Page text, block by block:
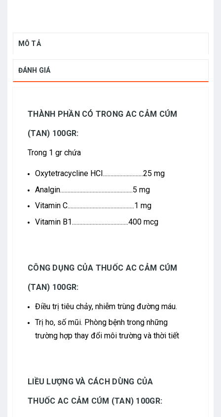
MÔ TẢ
ĐÁNH GIÁ
THÀNH PHẦN CÓ TRONG AC CẢM CÚM
(TAN) 100GR:
Trong 1 gr chứa
Oxytetracycline HCI...........................25 mg
Analgin.................................................5 mg
Vitamin C.............................................1 mg
Vitamin B1......................................400 mcg
CÔNG DỤNG CỦA THUỐC AC CẢM CÚM
(TAN) 100GR:
Điều trị tiêu chảy, nhiễm trùng đường máu.
Trị ho, số mũi. Phòng bệnh trong những
trường hợp thay đổi môi trường và thời tiết
LIỀU LƯỢNG VÀ CÁCH DÙNG CỦA
THUỐC AC CẢM CÚM (TAN) 100GR: